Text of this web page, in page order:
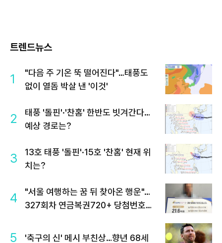
트렌드뉴스
1
"다음 주 기온 뚝 떨어진다"…태풍도
없이 열돔 박살 낸 '이것'
2
태풍 '돌핀'·'찬홈' 한반도 빗겨간다…
예상 경로는?
3
13호 태풍 '돌핀'·15호 '찬홈' 현재 위
치는?
4
"서울 여행하는 꿈 뒤 찾아온 행운"…
327회차 연금복권720+ 당첨번호조
5 '축구의 신' 메시 부친상…향년 68세